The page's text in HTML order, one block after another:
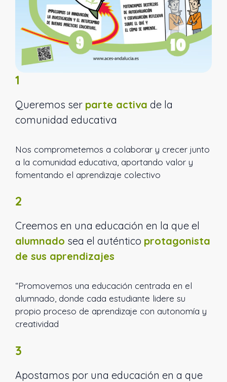
1
Queremos ser parte activa de la
comunidad educativa
Nos comprometemos a colaborar y crecer junto
a la comunidad educativa, aportando valor y
fomentando el aprendizaje colectivo
2
Creemos en una educación en la que el
alumnado sea el auténtico protagonista
de sus aprendizajes
“Promovemos una educación centrada en el
alumnado, donde cada estudiante lidere su
propio proceso de aprendizaje con autonomía y
creatividad
3
Apostamos por una educación en a que